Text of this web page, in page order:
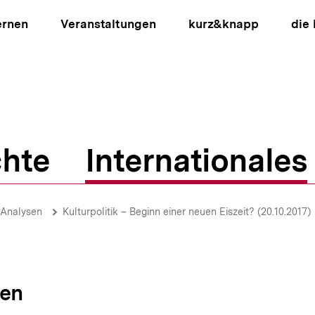
Veranstaltungen kurz&knapp die
Internationales
Kulturpolitik – Beginn einer neuen Eiszeit? (20.10.2017)